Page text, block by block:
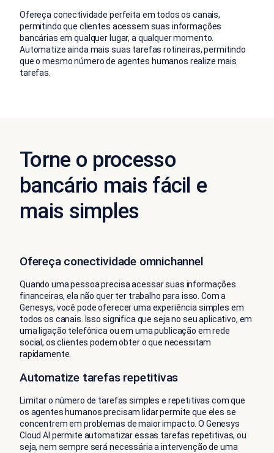
Ofereça conectividade perfeita em todos os canais,
permitindo que clientes acessem suas informações
bancárias em qualquer lugar, a qualquer momento.
Automatize ainda mais suas tarefas rotineiras, permitindo
que o mesmo número de agentes humanos realize mais
tarefas.
Torne o processo
bancário mais fácil e
mais simples
Ofereça conectividade omnichannel
Quando uma pessoa precisa acessar suas informações
financeiras, ela não quer ter trabalho para isso. Com a
Genesys, você pode oferecer uma experiência simples em
todos os canais. Isso significa que seja no seu aplicativo, em
uma ligação telefônica ou em uma publicação em rede
social, os clientes podem obter o que necessitam
rapidamente.
Automatize tarefas repetitivas
Limitar o número de tarefas simples e repetitivas com que
os agentes humanos precisam lidar permite que eles se
concentrem em problemas de maior impacto. O Genesys
Cloud AI permite automatizar essas tarefas repetitivas, ou
seja, nem sempre será necessária a intervenção de uma